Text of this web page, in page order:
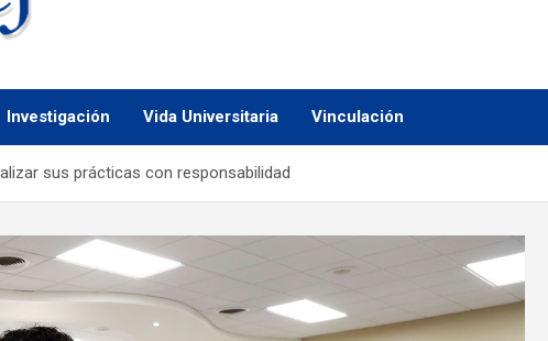
Investigación Vida Universitaria Vinculación
sus prácticas con responsabilidad